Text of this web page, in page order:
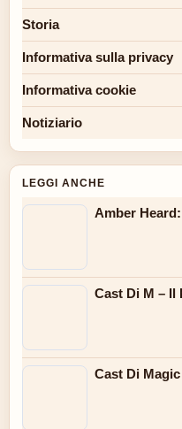
Storia
Informativa sulla privacy
Informativa cookie
Notiziario
LEGGI ANCHE
Amber
Cast Di M – Il
Cast Di